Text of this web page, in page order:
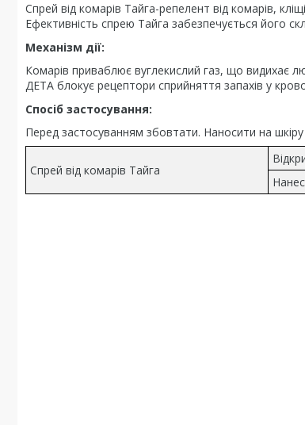
Спрей від комарів Тайга-репелент від комарів,
Ефективність спрею Тайга забезпечується його
Механізм дії:
Комарів приваблює вуглекислий газ, що видихає
ДЕТА блокує рецептори сприйняття запахів у
Спосіб застосування:
Перед застосуванням збовтати. Наносити на
Спрей від комарів Тайга